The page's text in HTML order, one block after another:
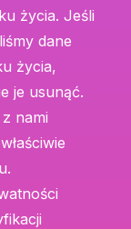
życia. Jeśli
dane
życia,
je usunąć.
nami